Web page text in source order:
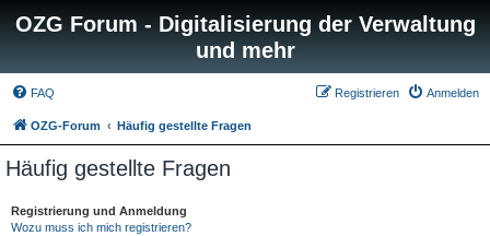
OZG Forum - Digitalisierung der Verwaltung
und mehr
FAQ Anmelden
Registrieren
OZG-Forum Häufig gestellte Fragen
Häufig gestellte Fragen
Registrierung und Anmeldung
Wozu muss ich mich registrieren?